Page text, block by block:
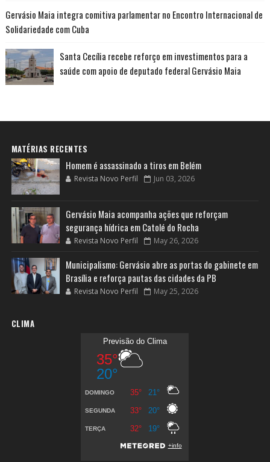
Gervásio Maia integra comitiva parlamentar no Encontro Internacional de
Solidariedade com Cuba
Santa Cecília recebe reforço em investimentos para a
saúde com apoio de deputado federal Gervásio Maia
MATÉRIAS RECENTES
Homem é assassinado a tiros em Belém
Revista Novo Perfil Jun 03, 2026
Gervásio Maia acompanha ações que reforçam
segurança hídrica em Catolé do Rocha
Revista Novo Perfil May 26, 2026
Municipalismo: Gervásio abre as portas do gabinete em
Brasília e reforça pautas das cidades da PB
Revista Novo Perfil May 25, 2026
CLIMA